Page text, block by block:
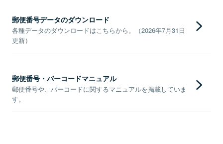
郵便番号データのダウンロード
各種データのダウンロードはこちらから。（2026年7月31日
更新）
郵便番号・バーコードマニュアル
郵便番号や、バーコードに関するマニュアルを掲載していま
す。